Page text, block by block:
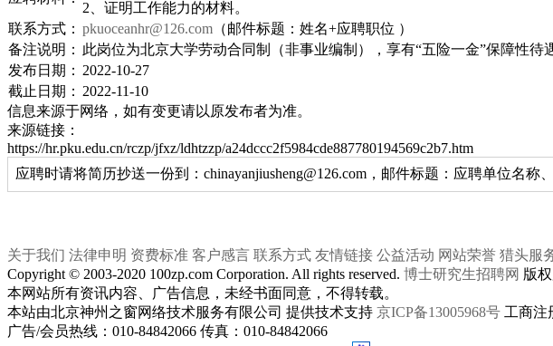
2、证明工作能力的材料。
联系方式： pkuoceanhr@126.com （邮件标题：姓名+应聘职位 ）
备注说明： 此岗位为北京大学劳动合同制（非事业编制），享有“五险一金”保障性待
发布日期： 2022-10-27
截止日期： 2022-11-10
信息来源于网络，如有变更请以原发布者为准。
来源链接：
https://hr.pku.edu.cn/rczp/jfxz/ldhtzzp/a24dccc2f5984cde887780194569c2b7.htm
应聘时请将简历抄送一份到：chinayanjiusheng@126.com，邮件标题：应聘单位名
关于我们 法律申明 资费标准 客户感言 联系方式 友情链接 公益活动 网站荣誉 猎头服
Copyright © 2003-2020 100zp.com Corporation. All rights reserved. 博士研究生招聘网 版
本网站所有资讯内容、广告信息，未经书面同意，不得转载。
本站由北京神州之窗网络技术服务有限公司 提供技术支持 京ICP备13005968号 工商注
广告/会员热线：010-84842066 传真：010-84842066